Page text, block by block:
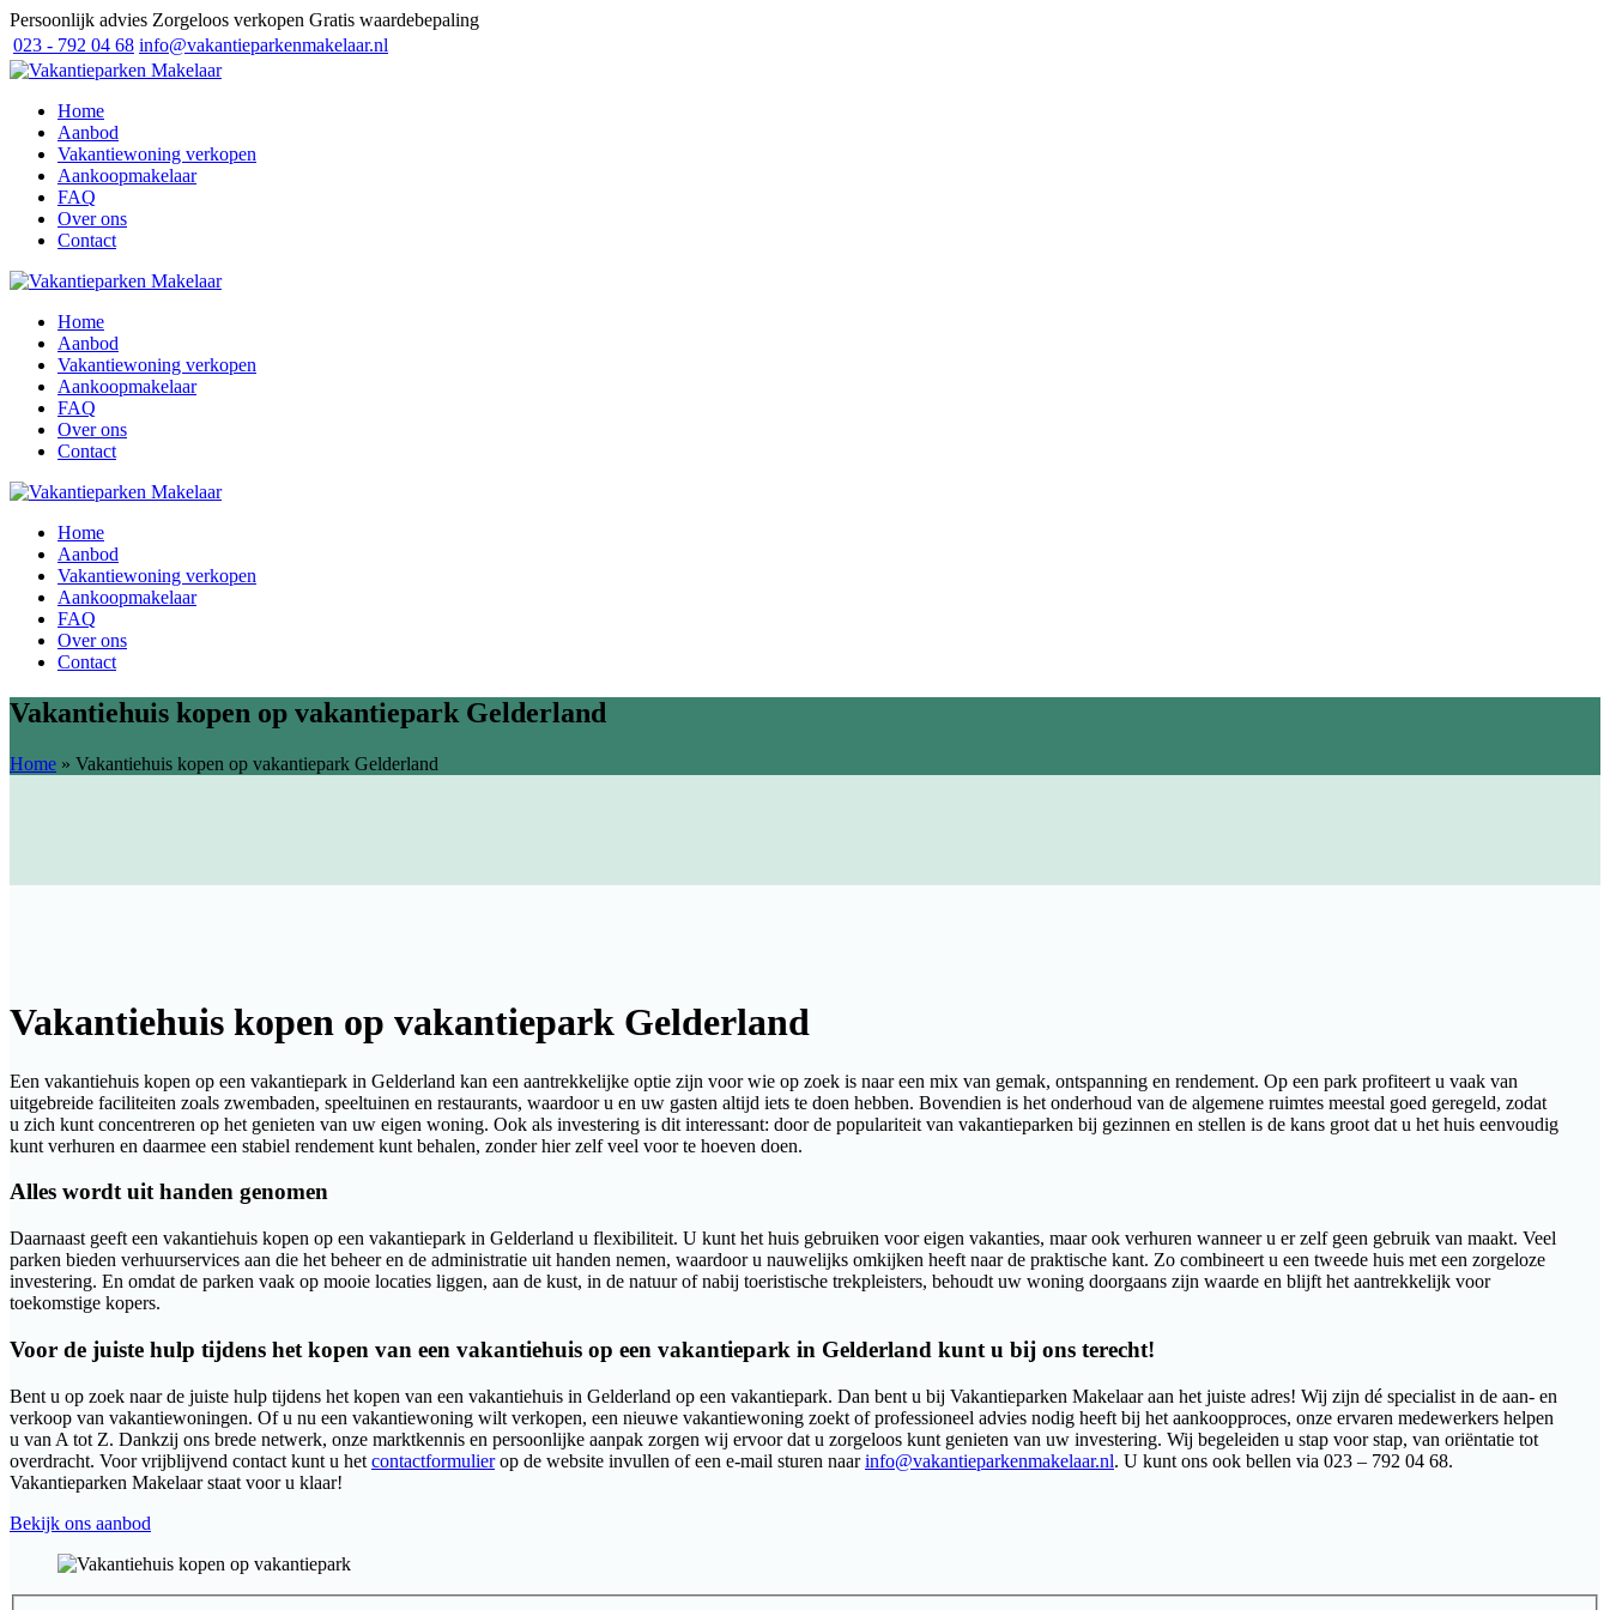
Persoonlijk advies Zorgeloos verkopen Gratis waardebepaling
023 - 792 04 68 info@vakantieparkenmakelaar.nl
Home
Aanbod
Vakantiewoning verkopen
Aankoopmakelaar
FAQ
Over ons
Contact
Home
Aanbod
Vakantiewoning verkopen
Aankoopmakelaar
FAQ
Over ons
Contact
Home
Aanbod
Vakantiewoning verkopen
Aankoopmakelaar
FAQ
Over ons
Contact
Vakantiehuis kopen op vakantiepark Gelderland
Home » Vakantiehuis kopen op vakantiepark Gelderland
Vakantiehuis kopen op vakantiepark Gelderland
Een vakantiehuis kopen op een vakantiepark in Gelderland kan een aantrekkelijke optie zijn voor wie op zoek is naar een mix van gemak, ontspanning en rendement. Op een park profiteert u vaak van
uitgebreide faciliteiten zoals zwembaden, speeltuinen en restaurants, waardoor u en uw gasten altijd iets te doen hebben. Bovendien is het onderhoud van de algemene ruimtes meestal goed geregeld, zodat
u zich kunt concentreren op het genieten van uw eigen woning. Ook als investering is dit interessant: door de populariteit van vakantieparken bij gezinnen en stellen is de kans groot dat u het huis eenvoudig
kunt verhuren en daarmee een stabiel rendement kunt behalen, zonder hier zelf veel voor te hoeven doen.
Alles wordt uit handen genomen
Daarnaast geeft een vakantiehuis kopen op een vakantiepark in Gelderland u flexibiliteit. U kunt het huis gebruiken voor eigen vakanties, maar ook verhuren wanneer u er zelf geen gebruik van maakt. Veel
parken bieden verhuurservices aan die het beheer en de administratie uit handen nemen, waardoor u nauwelijks omkijken heeft naar de praktische kant. Zo combineert u een tweede huis met een zorgeloze
investering. En omdat de parken vaak op mooie locaties liggen, aan de kust, in de natuur of nabij toeristische trekpleisters, behoudt uw woning doorgaans zijn waarde en blijft het aantrekkelijk voor
toekomstige kopers.
Voor de juiste hulp tijdens het kopen van een vakantiehuis op een vakantiepark in Gelderland kunt u bij ons terecht!
Bent u op zoek naar de juiste hulp tijdens het kopen van een vakantiehuis in Gelderland op een vakantiepark. Dan bent u bij Vakantieparken Makelaar aan het juiste adres! Wij zijn dé specialist in de aan- en
verkoop van vakantiewoningen. Of u nu een vakantiewoning wilt verkopen, een nieuwe vakantiewoning zoekt of professioneel advies nodig heeft bij het aankoopproces, onze ervaren medewerkers helpen
u van A tot Z. Dankzij ons brede netwerk, onze marktkennis en persoonlijke aanpak zorgen wij ervoor dat u zorgeloos kunt genieten van uw investering. Wij begeleiden u stap voor stap, van oriëntatie tot
overdracht. Voor vrijblijvend contact kunt u het contactformulierop de website invullen of een e-mail sturen naarinfo@vakantieparkenmakelaar.nl. U kunt ons ook bellen via 023 – 792 04 68.
Vakantieparken Makelaar staat voor u klaar!
Bekijk ons aanbod